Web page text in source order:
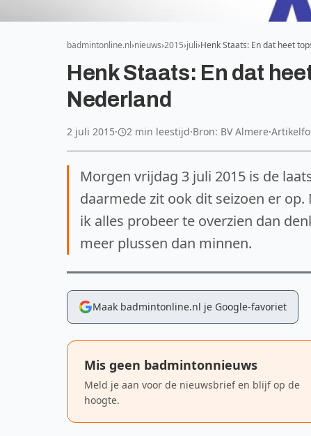
badmintonline.nl nieuws 2015 juli Henk Staats: En dat heet
Henk Staats: En dat
Nederland
2 juli 2015· 2 min leestijd·Bron: BV Almere·
Morgen vrijdag 3 juli 2015 is de
daarmede zit ook dit seizoen er
ik alles probeer te overzien dan
meer plussen dan minnen.
Maak badmintonline.nl je Google-favoriet
Mis geen badmintonnieuws
Meld je aan voor de nieuwsbrief en blijf op de
hoogte.